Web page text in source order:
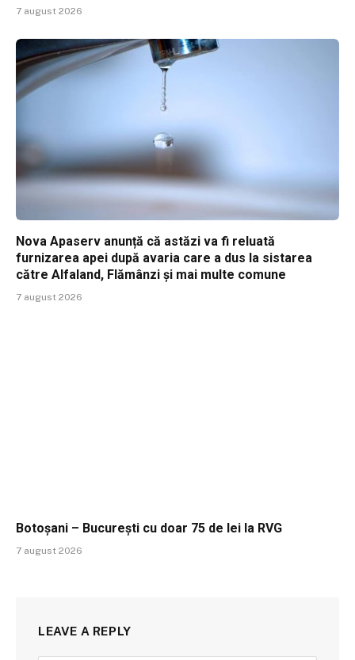
7 august 2026
Nova Apaserv anunță că astăzi va fi reluată
furnizarea apei după avaria care a dus la sistarea
către Alfaland, Flămânzi și mai multe comune
7 august 2026
Botoșani – București cu doar 75 de lei la RVG
7 august 2026
LEAVE A REPLY